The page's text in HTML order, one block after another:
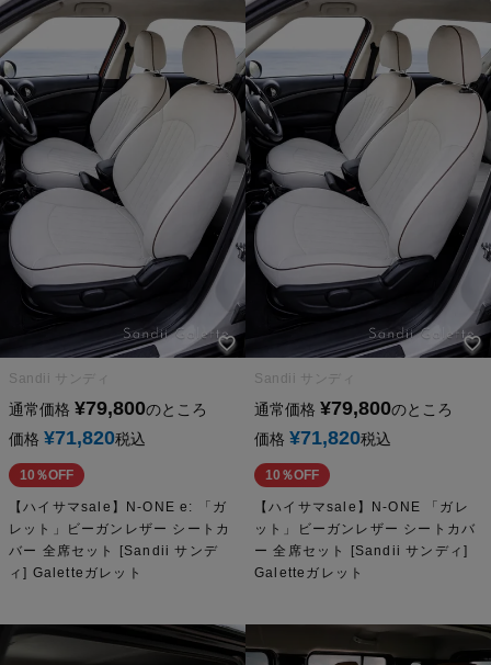
Sandii サンディ
通常価格 ¥79,800のところ
価格 ¥71,820税込
10％OFF
【ハイサマsale】N-ONE e: 「ガ
レット」ビーガンレザー シートカ
バー 全席セット [Sandii サンデ
ィ] Galetteガレット
Sandii サンディ
通常価格 ¥79,800のところ
価格 ¥71,820税込
10％OFF
【ハイサマsale】N-ONE 「ガレ
ット」ビーガンレザー シートカバ
ー 全席セット [Sandii サンディ]
Galetteガレット